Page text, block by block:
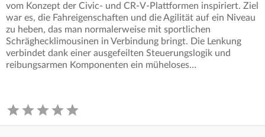
vom Konzept der Civic- und CR-V-Plattformen inspiriert. Ziel
war es, die Fahreigenschaften und die Agilität auf ein Niveau
zu heben, das man normalerweise mit sportlichen
Schräghecklimousinen in Verbindung bringt. Die Lenkung
verbindet dank einer ausgefeilten Steuerungslogik und
reibungsarmen Komponenten ein müheloses…